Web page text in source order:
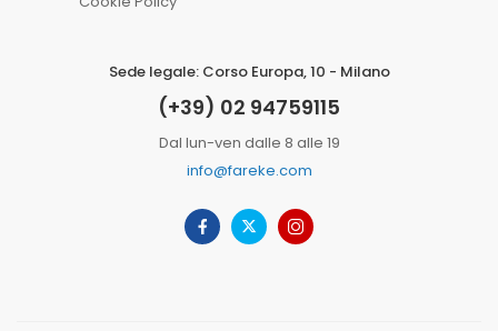
Sede legale: Corso Europa, 10 - Milano
(+39) 02 94759115
Dal lun-ven dalle 8 alle 19
info@fareke.com